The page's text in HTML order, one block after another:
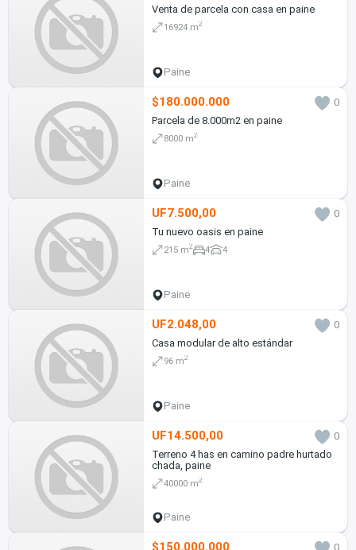
Venta de parcela con casa en paine
16924 m2
Paine
$180.000.000
0
Parcela de 8.000m2 en paine
8000 m2
Paine
UF7.500,00
0
Tu nuevo oasis en paine
215 m2 4 4
Paine
UF2.048,00
0
Casa modular de alto estándar
96 m2
Paine
UF14.500,00
0
Terreno 4 has en camino padre hurtado
chada, paine
40000 m2
Paine
$150.000.000
0